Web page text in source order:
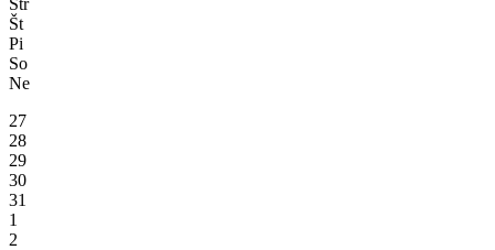
Št
Pi
So
Ne
27
28
29
30
31
1
2